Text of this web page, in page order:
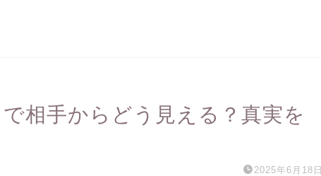
相手からどう見える？真実を
2025年6月18日